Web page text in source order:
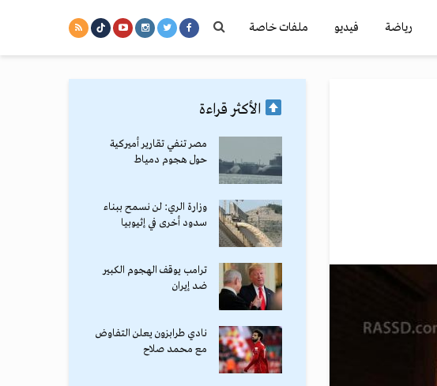
رياضة فيديو ملفات خاصة
الأكثر قراءة
مصر تنفي تقارير أميركية
حول هجوم دمياط
وزارة الري: لن نسمح ببناء
سدود أخرى في إثيوبيا
ترامب يوقف الهجوم الكبير
ضد إيران
نادي طرابزون يعلن التفاوض
مع محمد صلاح